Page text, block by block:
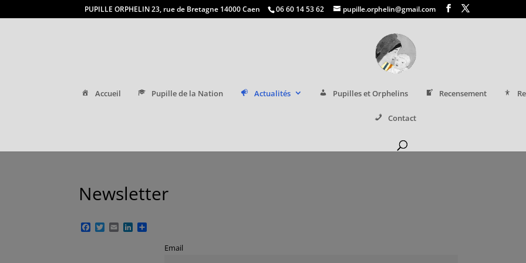
PUPILLE ORPHELIN 23, rue de Bretagne 14000 Caen 06 60 14 53 62 pupille.orphelin@gmail.com
Accueil Pupille de la Nation Actualités Pupilles et Orphelins Recensement
Contact
Newsletter
Facebook
TwitterEmailLinkedIn
Email